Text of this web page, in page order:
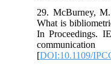
29. McBurney,
What is
In
[DOI:10.1109/